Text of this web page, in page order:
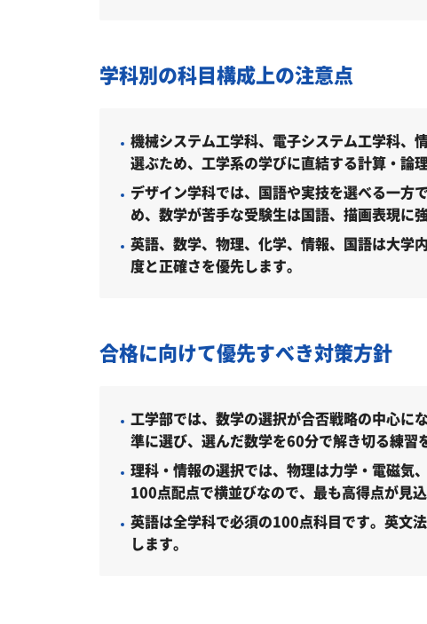
2月前期選抜〔A・B・C日程〕（2027年度）
全学部統一3月選抜（2027年度）
大学入学共通テスト利用選抜（前期2教科型）
大学入学共通テスト利用選抜（前期3教科型
大学入学共通テスト利用選抜（前期4教科型
学科・専攻（コース）の概要
取得できる資格・主な卒業後の進路
拓殖大学工学部の所在地
拓殖大学工学部の周辺地図
「拓殖大学工学部に受かる気がしない」
学科別の科目構成上の注意点
機械システム工学科、電子システム工学科、
選ぶため、工学系の学びに直結する計算・論
デザイン学科では、国語や実技を選べる一方
め、数学が苦手な受験生は国語、描画表現に
英語、数学、物理、化学、情報、国語は大学
度と正確さを優先します。
合格に向けて優先すべき対策方針
工学部では、数学の選択が合否戦略の中心
準に選び、選んだ数学を60分で解き切る練習
理科・情報の選択では、物理は力学・電磁気
100点配点で横並びなので、最も高得点が見
英語は全学科で必須の100点科目です。英文
します。